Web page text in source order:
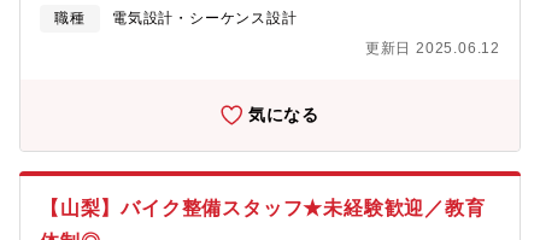
分ける事が可能となります。株式会社ミラプログループとして、
職種
電気設計・シーケンス設計
更新日 2025.06.12
気になる
【山梨】バイク整備スタッフ★未経験歓迎／教育